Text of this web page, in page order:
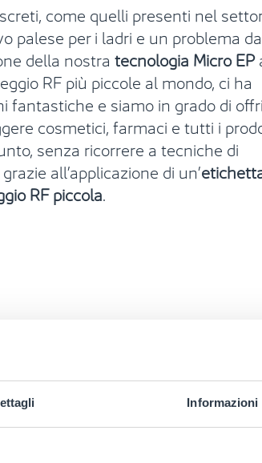
Informazioni
, come quelli presenti nel
palese per i ladri e un problema da
della nostra tecnologia Micro EP
RF più piccole al mondo, ci ha
fantastiche e siamo in grado di
cosmetici, farmaci e tutti i
senza ricorrere a tecniche di
all’applicazione di un’
RF piccola.
Beauty
con
antitaccheggio RF